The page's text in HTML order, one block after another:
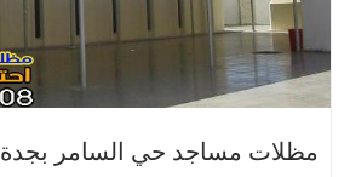
مظلات مساجد حي السامر بجدة